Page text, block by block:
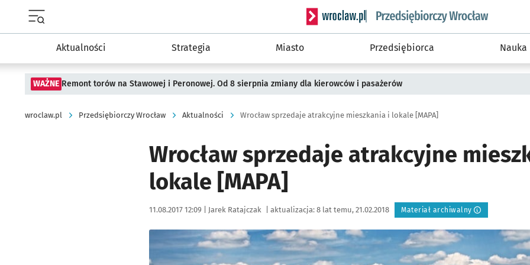
Serwis informacyjny wroclaw.pl podserwis:
Aktualności Strategia Miasto Przedsiębiorca Nauka
WAŻNE Remont torów na Stawowej i Peronowej. Od 8 sierpnia zmiany dla kierowców i pasażerów
wroclaw.pl Przedsiębiorczy Wrocław Aktualności Wrocław sprzedaje atrakcyjne mieszkania i lokale [MAPA]
Wrocław sprzedaje atrakcyjne
lokale [MAPA]
Data publikacji:
11.08.2017 12:09 | Autor:
Jarek Ratajczak aktualizacja: 8 lat temu, 21.02.2018 Materiał archiwalny
Kliknij, aby powiększyć